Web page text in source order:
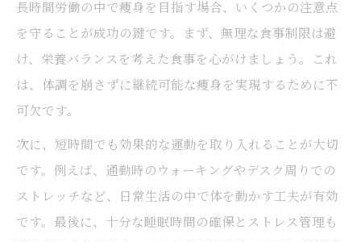
長時間労働の中で痩身を目指す場合、いくつかの注意点
を守ることが成功の鍵です。まず、無理な食事制限は避
け、栄養バランスを考えた食事を心がけましょう。これ
は、体調を崩さずに継続可能な痩身を実現するために不
可欠です。
次に、短時間でも効果的な運動を取り入れることが大切
です。例えば、通勤時のウォーキングやデスク周りでの
ストレッチなど、日常生活の中で体を動かす工夫が有効
です。最後に、十分な睡眠時間の確保とストレス管理も